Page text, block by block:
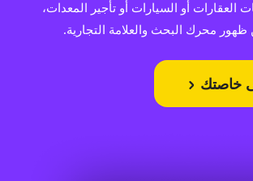
العقارات أو السيارات أو تأجير المعدات،
محرك البحث والعلامة التجارية.
خاصتك